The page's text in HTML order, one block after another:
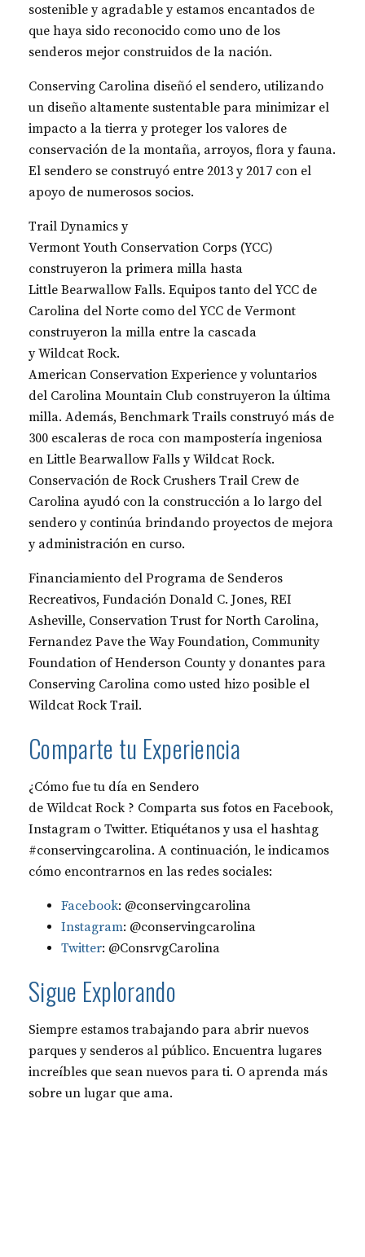
sostenible y agradable y estamos encantados de
que haya sido reconocido como uno de los
senderos mejor construidos de la nación.
Conserving Carolina diseñó el sendero, utilizando
un diseño altamente sustentable para minimizar el
impacto a la tierra y proteger los valores de
conservación de la montaña, arroyos, flora y fauna.
El sendero se construyó entre 2013 y 2017 con el
apoyo de numerosos socios.
Trail Dynamics y
Vermont Youth Conservation Corps (YCC)
construyeron la primera milla hasta
Little Bearwallow Falls. Equipos tanto del YCC de
Carolina del Norte como del YCC de Vermont
construyeron la milla entre la cascada
y Wildcat Rock.
American Conservation Experience y voluntarios
del Carolina Mountain Club construyeron la última
milla. Además, Benchmark Trails construyó más de
300 escaleras de roca con mampostería ingeniosa
en Little Bearwallow Falls y Wildcat Rock.
Conservación de Rock Crushers Trail Crew de
Carolina ayudó con la construcción a lo largo del
sendero y continúa brindando proyectos de mejora
y administración en curso.
Financiamiento del Programa de Senderos
Recreativos, Fundación Donald C. Jones, REI
Asheville, Conservation Trust for North Carolina,
Fernandez Pave the Way Foundation, Community
Foundation of Henderson County y donantes para
Conserving Carolina como usted hizo posible el
Wildcat Rock Trail.
Comparte tu Experiencia
¿Cómo fue tu día en Sendero
de Wildcat Rock ? Comparta sus fotos en Facebook,
Instagram o Twitter. Etiquétanos y usa el hashtag
#conservingcarolina. A continuación, le indicamos
cómo encontrarnos en las redes sociales:
Facebook: @conservingcarolina
Instagram: @conservingcarolina
Twitter: @ConsrvgCarolina
Sigue Explorando
Siempre estamos trabajando para abrir nuevos
parques y senderos al público. Encuentra lugares
increíbles que sean nuevos para ti. O aprenda más
sobre un lugar que ama.